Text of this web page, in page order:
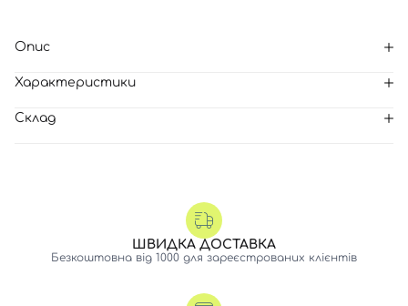
Опис
Характеристики
Склад
ШВИДКА ДОСТАВКА
Безкоштовна від 1000 для зареєстрованих клієнтів